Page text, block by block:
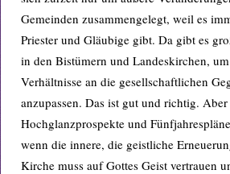
Gemeinden zusammengelegt, weil es
Priester und Gläubige gibt. Da gibt es
in den Bistümern und Landeskirchen,
Verhältnisse an die gesellschaftlichen
anzupassen. Das ist gut und richtig.
Hochglanzprospekte und
wenn die innere, die geistliche
Kirche muss auf Gottes Geist vertrauen